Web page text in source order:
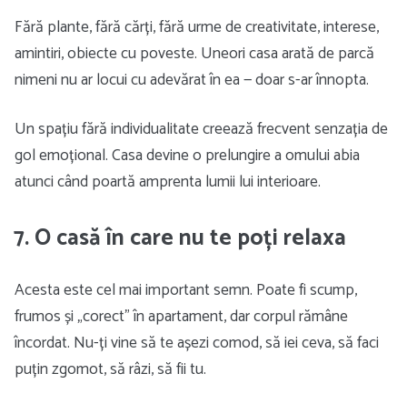
Fără plante, fără cărți, fără urme de creativitate, interese,
amintiri, obiecte cu poveste. Uneori casa arată de parcă
nimeni nu ar locui cu adevărat în ea — doar s-ar înnopta.
Un spațiu fără individualitate creează frecvent senzația de
gol emoțional. Casa devine o prelungire a omului abia
atunci când poartă amprenta lumii lui interioare.
7. O casă în care nu te poți relaxa
Acesta este cel mai important semn. Poate fi scump,
frumos și „corect” în apartament, dar corpul rămâne
încordat. Nu-ți vine să te așezi comod, să iei ceva, să faci
puțin zgomot, să râzi, să fii tu.